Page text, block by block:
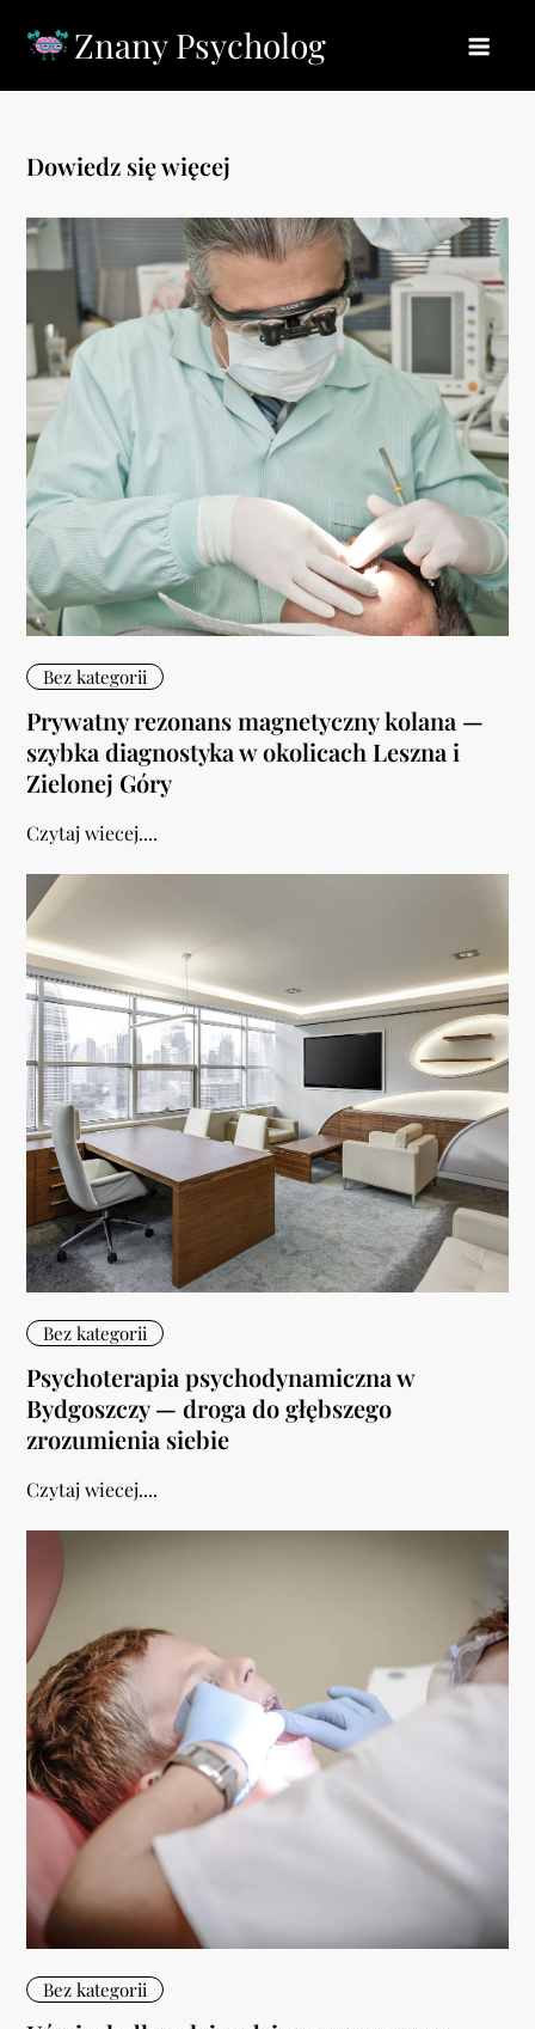
Znany Psycholog
Dowiedz się więcej
Bez kategorii
Prywatny rezonans magnetyczny kolana —
szybka diagnostyka w okolicach Leszna i
Zielonej Góry
Czytaj wiecej....
Bez kategorii
Psychoterapia psychodynamiczna w
Bydgoszczy — droga do głębszego
zrozumienia siebie
Czytaj wiecej....
Bez kategorii